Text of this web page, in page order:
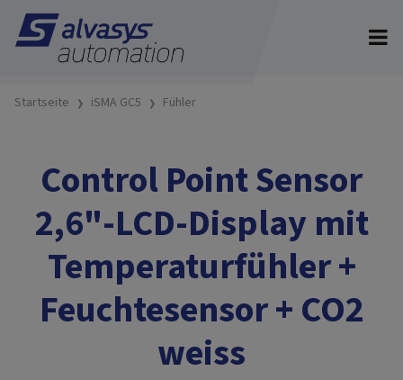
Startseite iSMA GC5 Fühler
Control Point Sensor
2,6"-LCD-Display mit
Temperaturfühler +
Feuchtesensor + CO2
weiss